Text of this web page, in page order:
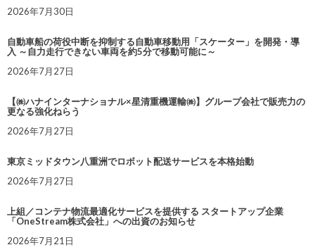
2026年7月30日
自動車船の荷役中断を抑制する自動車移動用「スケーター」を開発・導
入 ～自力走行できない車両を約5分で移動可能に～
2026年7月27日
【㈱ハナインターナショナル×星清重機運輸㈱】グループ会社で販売力の
更なる強化ねらう
2026年7月27日
東京ミッドタウン八重洲でロボット配送サービスを本格始動
2026年7月27日
上組／コンテナ物流最適化サービスを提供する スタートアップ企業
「OneStream株式会社」への出資のお知らせ
2026年7月21日